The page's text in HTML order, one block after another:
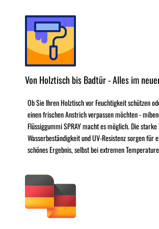
Von Holztisch bis Badtür - Alles im
Ob Sie Ihren Holztisch vor Feuchtigkeit schützen
einen frischen Anstrich verpassen möchten -
Flüssiggummi SPRAY macht es möglich. Die
Wasserbeständigkeit und UV-Resistenz sorgen für
schönes Ergebnis, selbst bei extremen